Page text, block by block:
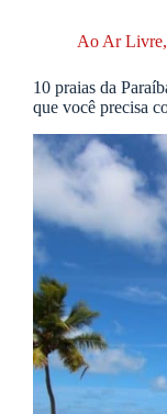
Ao Ar Livre,
10 praias da
que você precisa